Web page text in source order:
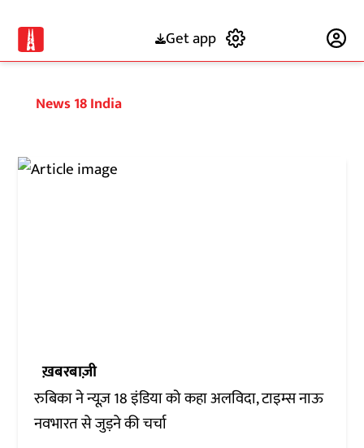
Get app
News 18 India
ख़बरबाज़ी
रुबिका ने न्यूज़ 18 इंडिया को कहा अलविदा, टाइम्स नाऊ
नवभारत से जुड़ने की चर्चा